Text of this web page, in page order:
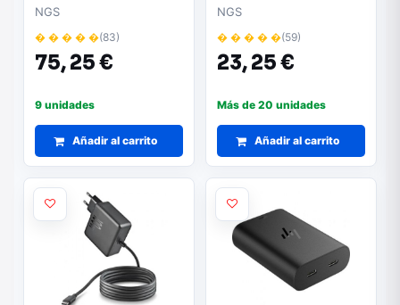
240W/ Automático/
Voltaje 5-21V
NGS
� � � � �(83)
75,25 €
9 unidades
Añadir al carrito
para HP/ 1xUSB Tipo-C/
65W/ Automático/ 8
Conectores/ Voltaje 5-
20V
NGS
� � � � �(59)
23,25 €
Más de 20 unidades
Añadir al carrito